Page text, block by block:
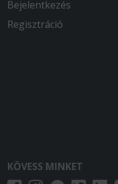
Bejelentkezés
Regisztráció
KÖVESS MINKET